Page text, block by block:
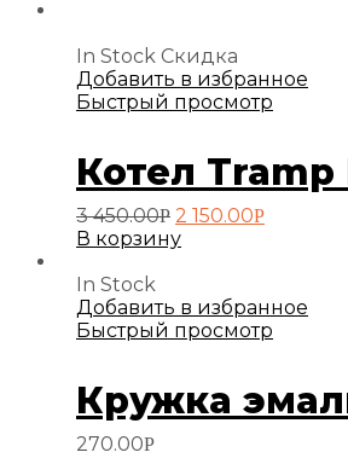
In Stock Скидка
Добавить в избранное
Быстрый просмотр
Котел
3 450.00Р Первоначальная
цена
450.00руб..
2 150.00РТекущая
В корзину
In Stock
Добавить в избранное
Быстрый просмотр
Кружка
270.00Р